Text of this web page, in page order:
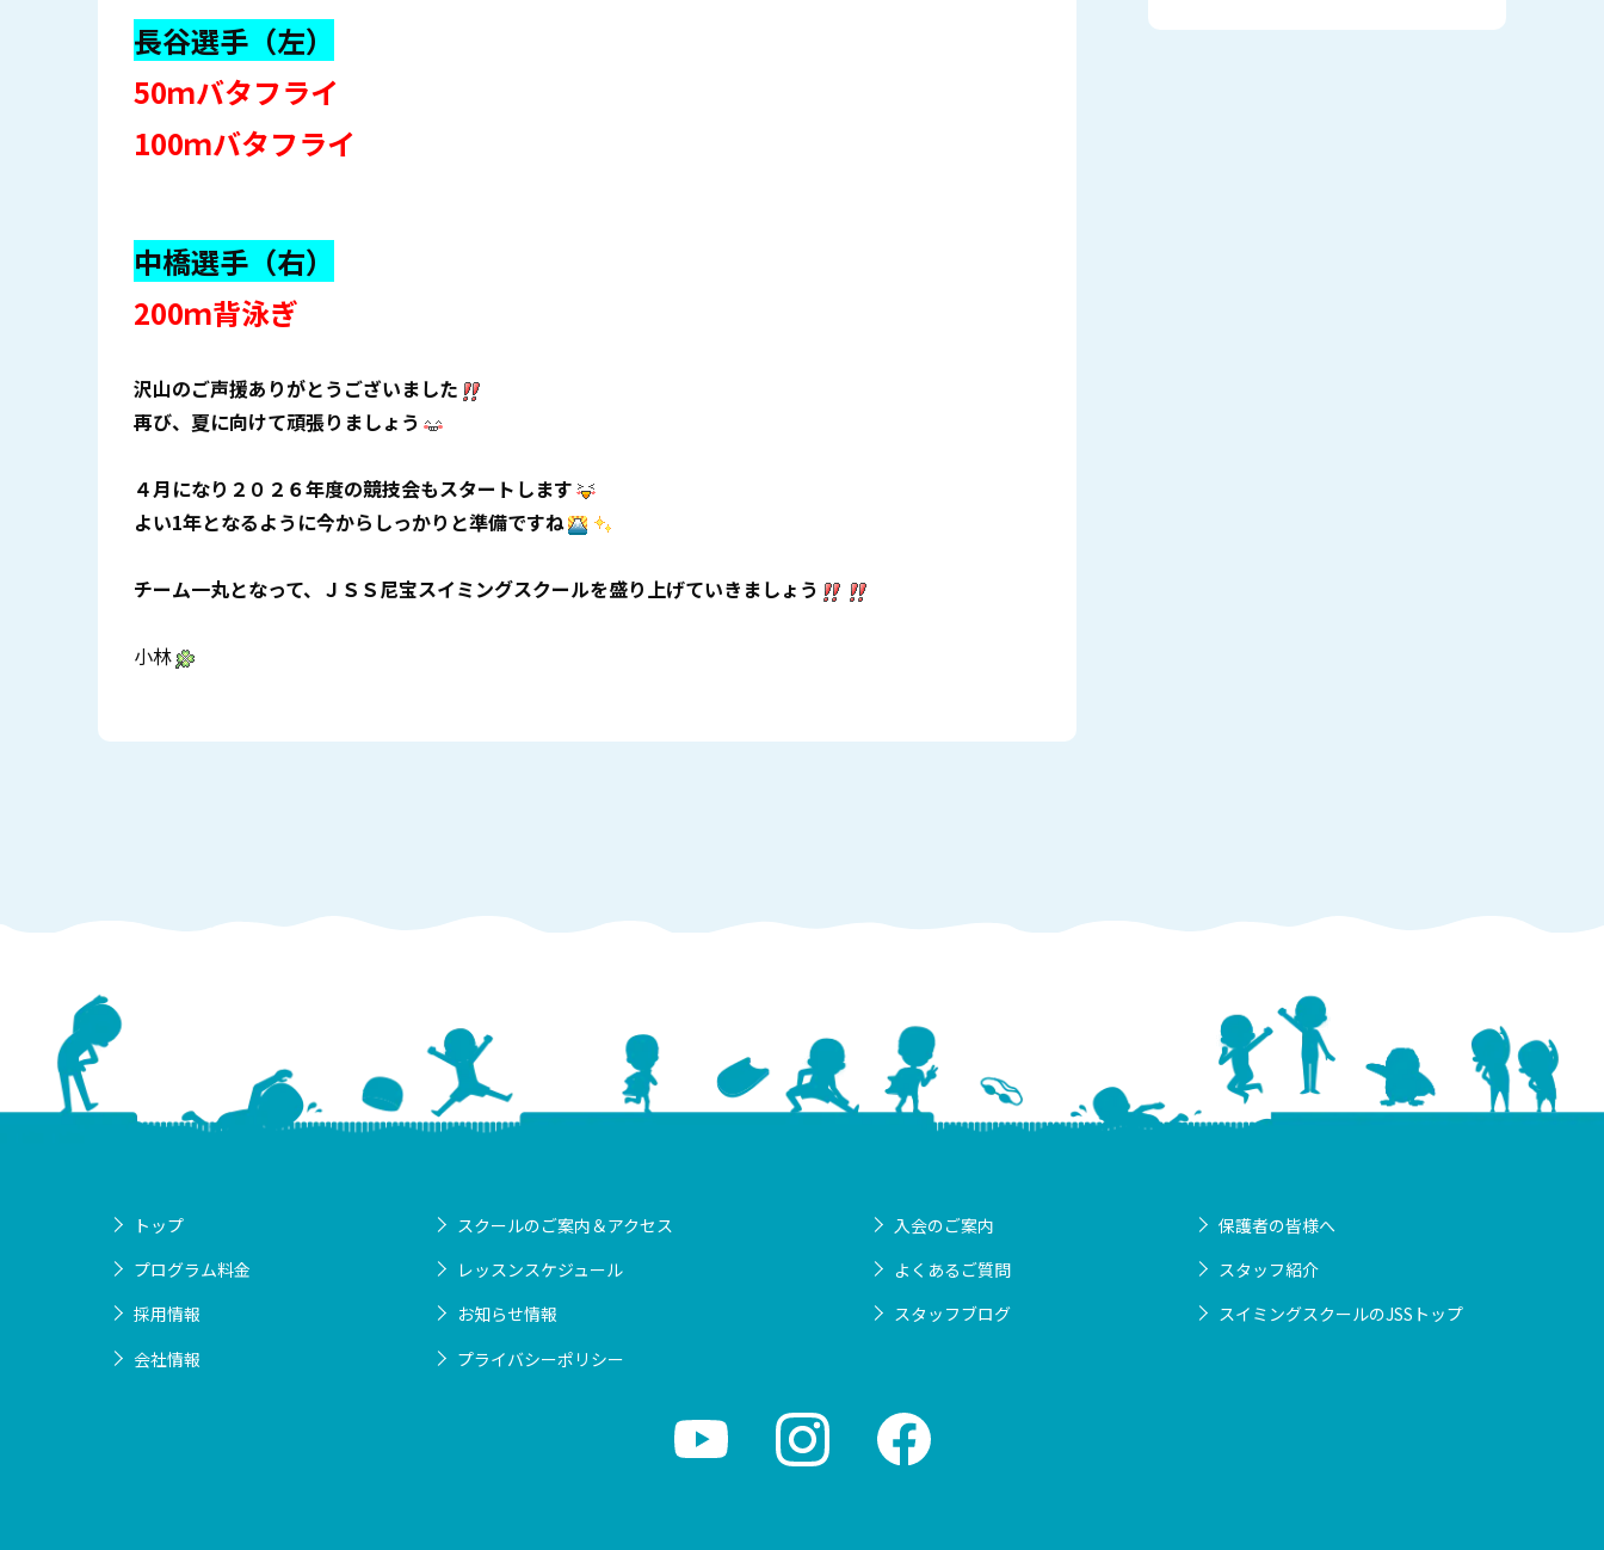
長谷選手（左）
50ｍバタフライ
100ｍバタフライ
中橋選手（右）
200ｍ背泳ぎ
沢山のご声援ありがとうございました
再び、夏に向けて頑張りましょう
４月になり２０２６年度の競技会もスタートします
よい1年となるように今からしっかりと準備ですね
チーム一丸となって、ＪＳＳ尼宝スイミングスクールを盛り上げていきましょう
小林
トップ スクールのご案内＆アクセス 入会のご案内
保護者の皆様へ
プログラム料金
レッスンスケジュール よくあるご質問
スタッフ紹介
採用情報
お知らせ情報 スタッフブログ
スイミングスクールのJSSトップ
会社情報
プライバシーポリシー